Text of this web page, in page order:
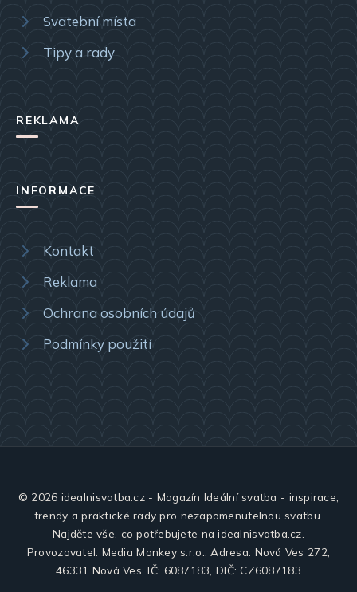
Svatební místa
Tipy a rady
REKLAMA
INFORMACE
Kontakt
Reklama
Ochrana osobních údajů
Podmínky použití
© 2026 idealnisvatba.cz - Magazín Ideální svatba - inspirace,
trendy a praktické rady pro nezapomenutelnou svatbu.
Najděte vše, co potřebujete na idealnisvatba.cz.
Provozovatel: Media Monkey s.r.o., Adresa: Nová Ves 272,
46331 Nová Ves, IČ: 6087183, DIČ: CZ6087183